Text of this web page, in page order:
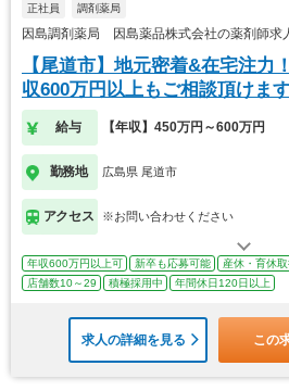
正社員 調剤薬局
因島調剤薬局 因島薬品株式会社の薬剤師求
【尾道市】地元密着&在宅注力
収600万円以上もご相談頂けます
給与 【年収】450万円～600万円
勤務地 広島県 尾道市
アクセス ※お問い合わせください
年収600万円以上可 新卒も応募可能 産休・育休
店舗数10～29
積極採用中 年間休日120日以上
求人の詳細を見る この